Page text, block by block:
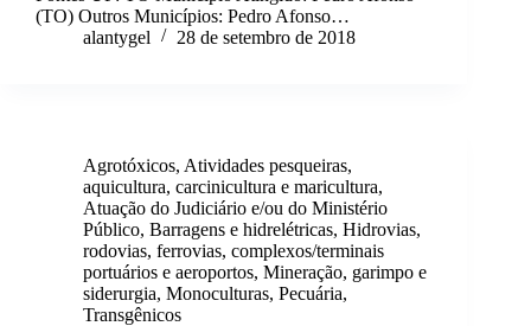
(TO) Outros Municípios: Pedro Afonso…
alantygel
28 de setembro de 2018
Agrotóxicos, Atividades pesqueiras,
aquicultura, carcinicultura e maricultura,
Atuação do Judiciário e/ou do Ministério
Público, Barragens e hidrelétricas, Hidrovias,
rodovias, ferrovias, complexos/terminais
portuários e aeroportos, Mineração, garimpo e
siderurgia, Monoculturas, Pecuária,
Transgênicos